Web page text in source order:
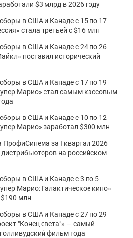
$3 млрд в 2026 году
в США и Канаде с 15 по 17
стала третьей с $16 млн
в США и Канаде с 24 по 26
поставил исторический
в США и Канаде с 17 по 19
Марио» стал самым кассовым
в США и Канаде с 10 по 12
Марио» заработал $300 млн
ПрофиСинема за I квартал 2026
дистрибьюторов на российском
в США и Канаде с 3 по 5
Марио: Галактическое кино»
$190 млн
в США и Канаде с 27 по 29
"Конец света"» — самый
фильм года